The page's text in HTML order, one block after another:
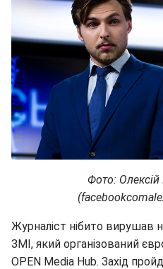
Фото: Олексій
Журналіст нібито вирушав
ЗМІ, який організований
OPEN Media Hub. Захід